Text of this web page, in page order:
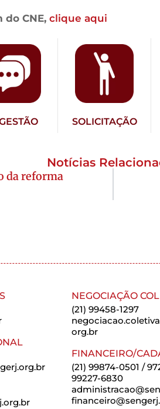
do CNE, clique aqui
SOLICITAÇÃO
Notícias
da reforma
NEGOCIAÇÃO
(21) 99458-1297
org.br
FINANCEIRO/
(21) 99874-0501 /
99227-6830